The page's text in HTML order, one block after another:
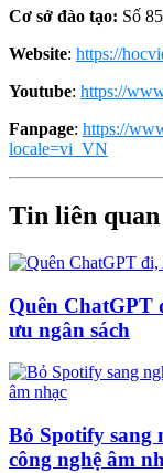
Cơ sở đào tạo: Số
Website: https://
Youtube: https://
Fanpage: https://
locale=vi_VN
Tin liên quan
Quên
ưu ngân sách
Bỏ Spotify sang
công nghệ âm